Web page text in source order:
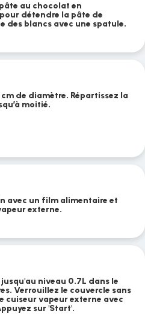
au chocolat en
détendre la pâte de
des blancs avec une spatule.
de diamètre. Répartissez la
moitié.
avec un film alimentaire et
externe.
niveau 0.7L dans le
Verrouillez le couvercle sans
cuiseur vapeur externe avec
sur 'Start'.